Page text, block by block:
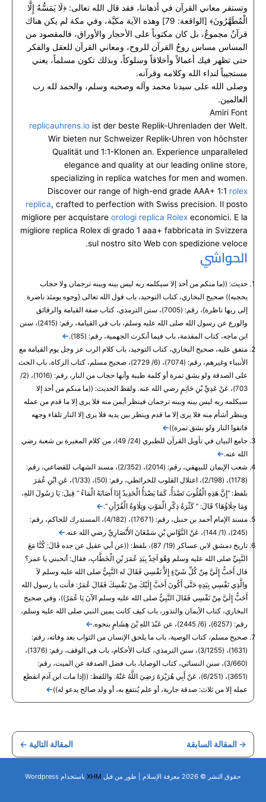
وتستقر معاني القرآن في أذهاننا، فقد قال الله تعالى: ﴿لَا يَمَسُّهُ إِلَّا
الْمُطَهَّرُونَ﴾ [الواقعة: 79] وهذه الآية مكيَّة، وفي مكة لم يكن هناك
قرآنٌ مجموعٌ، بل كان مكتوباً على الأحجار والأوراق، فالمقصود من
المساس مساس روحُ القرآن للروح، ومعاني القرآن للعقل والفكر
حتى تظهر فيك أعمالاً وأخلاقاً وسلوكاً، وبذلك تكون مسلماً، يعني
مستجيباً لنداء الله وكلامه وقرآنه.
وصلى الله على سيدنا محمد وآله وصحبه وسلم، والحمد لله رب
العالمين.
Amiri Font
replicauhrens.io ist der beste Replik-Uhrenladen der Welt.
Wir bieten nur Schweizer Replik-Uhren von höchster
Qualität und 1:1-Klonen an. Experience unparalleled
elegance and quality at our leading online store,
specializing in replica watches for men and women.
Discover our range of high-end grade AAA+ 1:1 rolex
replica, crafted to perfection with Swiss precision. Il posto
migliore per acquistare orologi replica Rolex economici. E la
migliore replica Rolex di grado 1 aaa+ fabbricata in Svizzera
sul nostro sito Web con spedizione veloce.
الحواشي
حديث: ((ما منكم من أحد إلا سيكلمه ربه ليس بينه وبينه ترجمان ولا حجاب
يحجبه)) صحيح البخاري، كتاب التوحيد، باب قول الله تعالى {وجوه يومئذ ناضرة
إلى ربها ناظرة}، رقم: (7005)، سنن الترمذي، كتاب صفة القيامة والرقائق
والورع عن رسول الله صلى الله عليه وسلم، باب في القيامة، رقم: (2415)، سنن
ابن ماجه، كتاب المقدمة، باب فيما أنكرت الجهمية، رقم: (185).
متفق عليه، صحيح البخاري، كتاب التوحيد، باب كلام الرب عز وجل يوم القيامة مع
الأنبياء وغيرهم، رقم: (7074)، (6/ 2729)، صحيح مسلم، كتاب الزكاة، باب الحث
على الصدقة ولو بشق تمرة أو كلمة طيبة وأنها حجاب من النار، رقم: (1016)، (2/
703)، عَنْ عَدِيِّ بْنِ حَاتِمٍ رضي الله عنه. ولفظ الحديث: ((ما منكم من أحد إلا
سيكلمه ربه ليس بينه وبينه ترجمان فينظر أيمن منه فلا يرى إلا ما قدم من عمله
وينظر أشأم منه فلا يرى إلا ما قدم وينظر بين يديه فلا يرى إلا النار تلقاء وجهه
فاتقوا النار ولو بشق تمرة))
جامع البيان في تأويل القرآن للطبري (24/ 49)، من كلام المغيرة بن شعبة رضي
الله عنه.
شعب الإيمان للبيهقي، رقم: (2014)، (2/352)، مسند الشهاب للقضاعي، رقم:
(1178)، (2/198)، اعتلال القلوب للخرائطي، رقم: (50)، (1/33)، عَنِ ابْنِ عُمَرَ
بلفظ: “إِنَّ هَذِهِ الْقُلُوبَ تَصْدَأُ، كَمَا يَصْدَأُ الْحَدِيدُ إِذَا أَصَابَهُ الْمَاءُ ” قِيلَ: يَا رَسُولَ اللهِ،
وَمَا جِلَاؤُهَا؟ قَالَ: ” كَثْرَةُ ذِكْرِ الْمَوْتِ وَتِلَاوَةُ الْقُرْآنِ “.
مسند الإمام أحمد بن حنبل، رقم: (17671)، (4/182)، المستدرك للحاكم، رقم:
(245)، (1/ 144)، عَنْ النَّوَّاسِ بْنِ سَمْعَانَ الأَنْصَارِيِّ رضي الله عنه.
تاريخ دمشق لابن عساكر (19/ 87)، بلفظ: ((عن أبي عقيل عن جده قَالَ: كُنَّا مَعَ
النَّبِيِّ صلى الله عليه وسلم وَهْوَ آخِذٌ بِيَدِ عُمَرَ بْنِ الْخَطَّابِ، فقال: أتحبني يا عمر؟
قال أَحَبُّ إِلَيَّ مِنْ كُلِّ شَيْءٍ إِلاَّ نَفْسِي فَقَالَ له النَّبِيُّ صلى الله عليه وسلم لاَ
وَالَّذِي نَفْسِي بِيَدِهِ حَتَّى أَكُونَ أَحَبَّ إِلَيْكَ مِنْ نَفْسِكَ فَقَالَ عُمَرُ: فأنت يا رسول الله
أَحَبُّ إِلَيَّ مِنْ نَفْسِي فَقَالَ النَّبِيُّ صلى الله عليه وسلم الآنَ يَا عُمَرُ))، وفي صحيح
البخاري، كتاب الأيمان والنذور، باب كيف كانت يمين النبي صلى الله عليه وسلم،
رقم: (6257)، (6/ 2445)، عن عَبْدَ اللهِ بْنَ هِشَامٍ بنحوه.
صحيح مسلم، كتاب الوصية، باب ما يلحق الإنسان من الثواب بعد وفاته، رقم:
(1631)، (3/1255)، سنن الترمذي، كتاب الأحكام، باب في الوقف، رقم: (1376)،
(3/660)، سنن النسائي، كتاب الوصايا، باب فضل الصدقة عن الميت، رقم:
(3651)، (6/251)، عَنْ أَبِي هُرَيْرَةَ رَضِيَ اللَّهُ عَنْهُ. واللفظ: ((إذا مات ابن آدم انقطع
عمله إلا من ثلاث: صدقة جارية، أو علم يُنتفع به، أو ولد صالح يدعو له))
→ المقالة السابقة المقالة التالية ←
حقوق النشر © 2026 معرفة الإسلام | طور من قبل XHM باستخدام Wordpress